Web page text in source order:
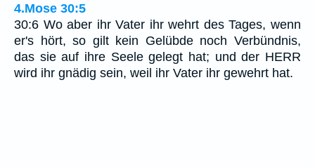
4.Mose 30:5
30:6 Wo aber ihr Vater ihr wehrt des Tages, wenn
er's hört, so gilt kein Gelübde noch Verbündnis,
das sie auf ihre Seele gelegt hat; und der HERR
wird ihr gnädig sein, weil ihr Vater ihr gewehrt hat.